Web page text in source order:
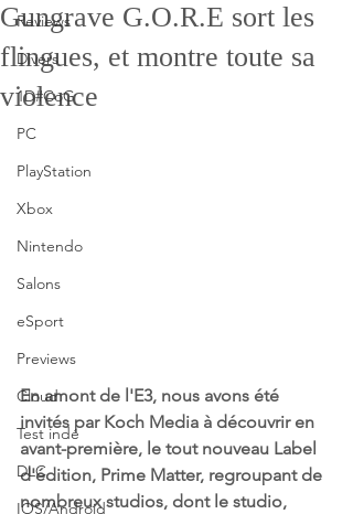
Reviews
Divers
1D#CoG
PC
PlayStation
Xbox
Nintendo
Salons
eSport
Previews
Cloud
Test indé
DLC
IOS/Android
Gungrave G.O.R.E sort les
flingues, et montre toute sa
violence
En amont de l'E3, nous avons été
invités par Koch Media à découvrir en
avant-première, le tout nouveau Label
d'édition, Prime Matter, regroupant de
nombreux studios, dont le studio,